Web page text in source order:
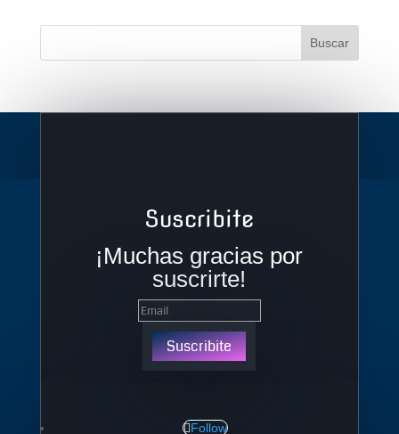
Suscribite
¡Muchas gracias por
suscrirte!
Suscribite
Follow